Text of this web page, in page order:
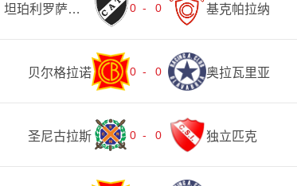
坦珀利罗萨里奥 0 - 0 基克帕拉纳
贝尔格拉诺 0 - 0 奥拉瓦里亚
圣尼古拉斯 0 - 0 独立匹克